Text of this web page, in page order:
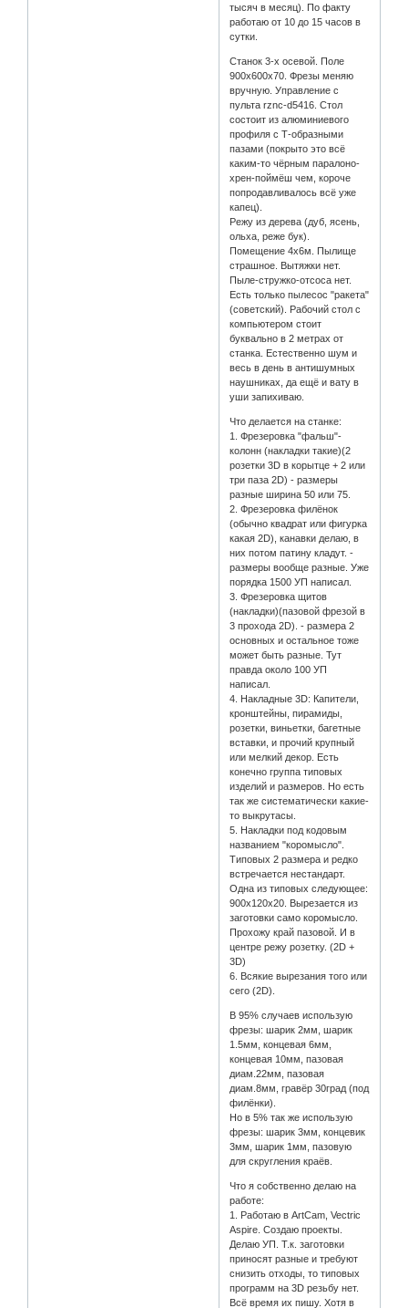
тысяч в месяц). По факту
работаю от 10 до 15 часов в
сутки.
Станок 3-х осевой. Поле
900х600х70. Фрезы меняю
вручную. Управление с
пульта rznc-d5416. Стол
состоит из алюминиевого
профиля с Т-образными
пазами (покрыто это всё
каким-то чёрным паралоно-
хрен-поймёш чем, короче
попродавливалось всё уже
капец).
Режу из дерева (дуб, ясень,
ольха, реже бук).
Помещение 4х6м. Пылище
страшное. Вытяжки нет.
Пыле-стружко-отсоса нет.
Есть только пылесос "ракета"
(советский). Рабочий стол с
компьютером стоит
буквально в 2 метрах от
станка. Естественно шум и
весь в день в антишумных
наушниках, да ещё и вату в
уши запихиваю.
Что делается на станке:
1. Фрезеровка "фальш"-
колонн (накладки такие)(2
розетки 3D в корытце + 2 или
три паза 2D) - размеры
разные ширина 50 или 75.
2. Фрезеровка филёнок
(обычно квадрат или фигурка
какая 2D), канавки делаю, в
них потом патину кладут. -
размеры вообще разные. Уже
порядка 1500 УП написал.
3. Фрезеровка щитов
(накладки)(пазовой фрезой в
3 прохода 2D). - размера 2
основных и остальное тоже
может быть разные. Тут
правда около 100 УП
написал.
4. Накладные 3D: Капители,
кронштейны, пирамиды,
розетки, виньетки, багетные
вставки, и прочий крупный
или мелкий декор. Есть
конечно группа типовых
изделий и размеров. Но есть
так же систематически какие-
то выкрутасы.
5. Накладки под кодовым
названием "коромысло".
Типовых 2 размера и редко
встречается нестандарт.
Одна из типовых следующее:
900х120х20. Вырезается из
заготовки само коромысло.
Прохожу край пазовой. И в
центре режу розетку. (2D +
3D)
6. Всякие вырезания того или
сего (2D).
В 95% случаев использую
фрезы: шарик 2мм, шарик
1.5мм, концевая 6мм,
концевая 10мм, пазовая
диам.22мм, пазовая
диам.8мм, гравёр 30град (под
филёнки).
Но в 5% так же использую
фрезы: шарик 3мм, концевик
3мм, шарик 1мм, пазовую
для скругления краёв.
Что я собственно делаю на
работе:
1. Работаю в ArtCam, Vectric
Aspire. Создаю проекты.
Делаю УП. Т.к. заготовки
приносят разные и требуют
снизить отходы, то типовых
программ на 3D резьбу нет.
Всё время их пишу. Хотя в